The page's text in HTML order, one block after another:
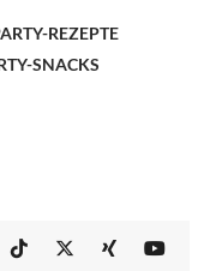
REZEPTE
SNACKS